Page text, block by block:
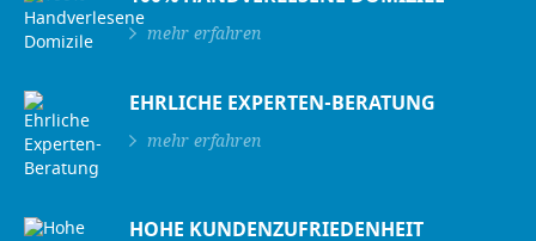
mehr erfahren
EHRLICHE EXPERTEN-BERATUNG
mehr erfahren
HOHE KUNDENZUFRIEDENHEIT